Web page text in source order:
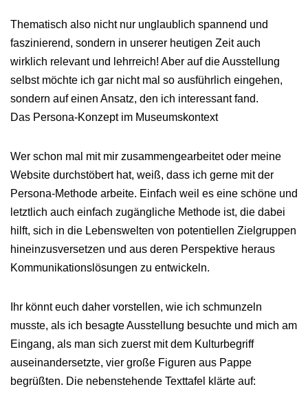
Thematisch also nicht nur unglaublich spannend und
faszinierend, sondern in unserer heutigen Zeit auch
wirklich relevant und lehrreich! Aber auf die Ausstellung
selbst möchte ich gar nicht mal so ausführlich eingehen,
sondern auf einen Ansatz, den ich interessant fand.
Das Persona-Konzept im Museumskontext
Wer schon mal mit mir zusammengearbeitet oder meine
Website durchstöbert hat, weiß, dass ich gerne mit der
Persona-Methode arbeite. Einfach weil es eine schöne und
letztlich auch einfach zugängliche Methode ist, die dabei
hilft, sich in die Lebenswelten von potentiellen Zielgruppen
hineinzusversetzen und aus deren Perspektive heraus
Kommunikationslösungen zu entwickeln.
Ihr könnt euch daher vorstellen, wie ich schmunzeln
musste, als ich besagte Ausstellung besuchte und mich am
Eingang, als man sich zuerst mit dem Kulturbegriff
auseinandersetzte, vier große Figuren aus Pappe
begrüßten. Die nebenstehende Texttafel klärte auf: